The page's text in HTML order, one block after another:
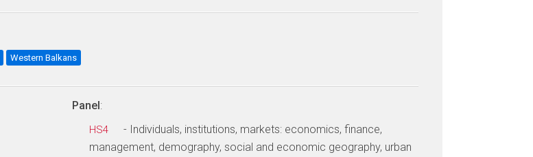
Western Balkans
Panel:
HS4
- Individuals, institutions, markets: economics, finance,
management, demography, social and economic geography, urban